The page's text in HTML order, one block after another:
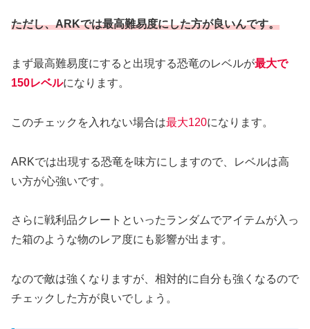
ただし、ARKでは最高難易度にした方が良いんです。
まず最高難易度にすると出現する恐竜のレベルが最大で
150レベルになります。
このチェックを入れない場合は最大120になります。
ARKでは出現する恐竜を味方にしますので、レベルは高
い方が心強いです。
さらに戦利品クレートといったランダムでアイテムが入っ
た箱のような物のレア度にも影響が出ます。
なので敵は強くなりますが、相対的に自分も強くなるので
チェックした方が良いでしょう。